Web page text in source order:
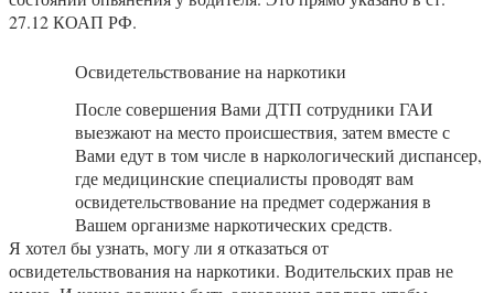
27.12 КОАП РФ.
Освидетельствование на наркотики
После совершения Вами ДТП сотрудники ГАИ
выезжают на место происшествия, затем вместе с
Вами едут в том числе в наркологический диспансер,
где медицинские специалисты проводят вам
освидетельствование на предмет содержания в
Вашем организме наркотических средств.
Я хотел бы узнать, могу ли я отказаться от
освидетельствования на наркотики. Водительских прав не